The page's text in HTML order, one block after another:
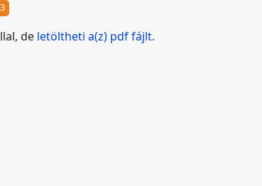
de letöltheti a(z) pdf fájlt.